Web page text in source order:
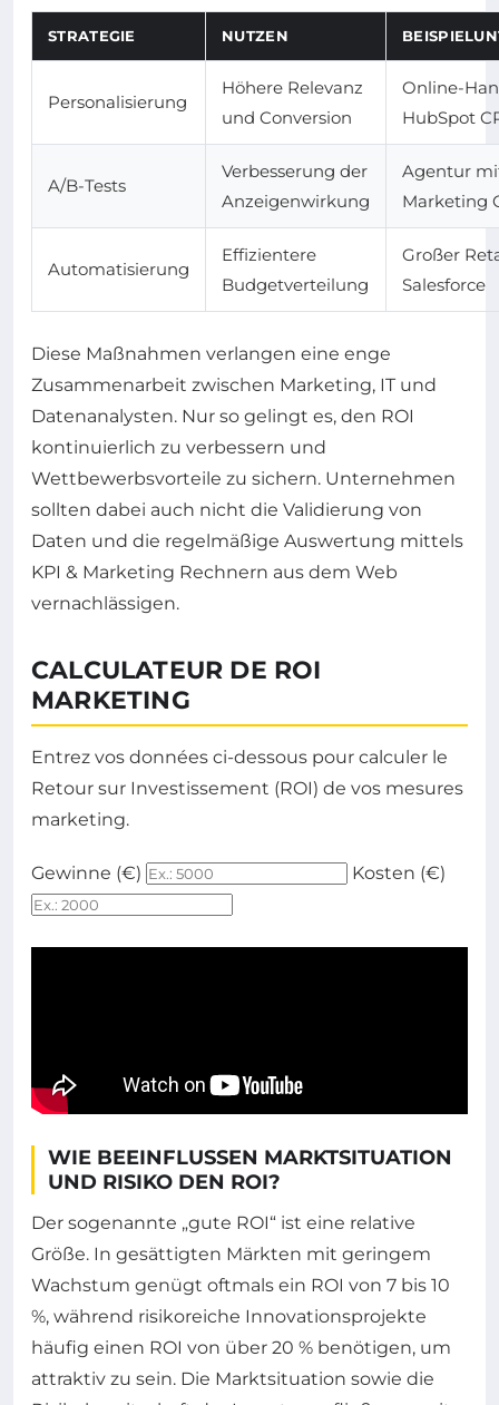
STRATEGIE NUTZEN
Personalisierung
Höhere Relevanz
und Conversion
Online-
HubSpot
A/B-Tests
Verbesserung der
Anzeigenwirkung
Agentur
Marketing
Automatisierung
Effizientere
Budgetverteilung
Großer
Salesforce
Diese Maßnahmen verlangen eine enge
Zusammenarbeit zwischen Marketing, IT und
Datenanalysten. Nur so gelingt es, den ROI
kontinuierlich zu verbessern und
Wettbewerbsvorteile zu sichern. Unternehmen
sollten dabei auch nicht die Validierung von
Daten und die regelmäßige Auswertung mittels
KPI & Marketing Rechnern aus dem Web
vernachlässigen.
CALCULATEUR DE ROI
MARKETING
Entrez vos données ci-dessous pour calculer le
Retour sur Investissement (ROI) de vos mesures
marketing.
Gewinne (€) Kosten (€)
WIE BEEINFLUSSEN MARKTSITUATION
UND RISIKO DEN ROI?
Der sogenannte „gute ROI“ ist eine relative
Größe. In gesättigten Märkten mit geringem
Wachstum genügt oftmals ein ROI von 7 bis 10
%, während risikoreiche Innovationsprojekte
häufig einen ROI von über 20 % benötigen, um
attraktiv zu sein. Die Marktsituation sowie die